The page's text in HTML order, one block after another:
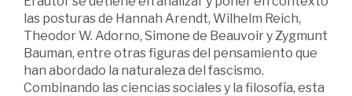
las posturas de Hannah Arendt, Wilhelm Reich,
Theodor W. Adorno, Simone de Beauvoir y Zygmunt
Bauman, entre otras figuras del pensamiento que
han abordado la naturaleza del fascismo.
Combinando las ciencias sociales y la filosofía, esta